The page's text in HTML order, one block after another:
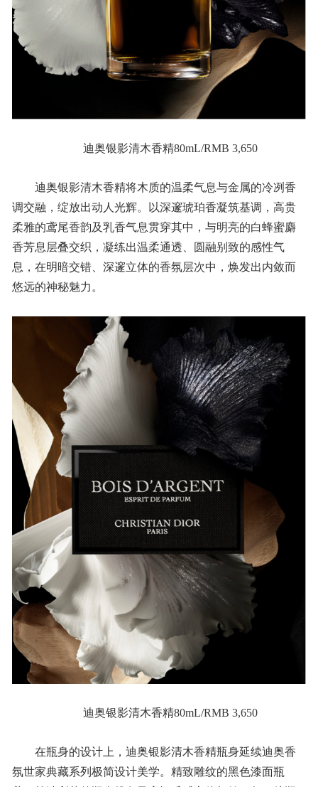
迪奥银影清木香精80mL/RMB 3,650
迪奥银影清木香精将木质的温柔气息与金属的冷冽香
调交融，绽放出动人光辉。以深邃琥珀香凝筑基调，高贵
柔雅的鸢尾香韵及乳香气息贯穿其中，与明亮的白蜂蜜麝
香芳息层叠交织，凝练出温柔通透、圆融别致的感性气
息，在明暗交错、深邃立体的香氛层次中，焕发出内敛而
悠远的神秘魅力。
迪奥银影清木香精80mL/RMB 3,650
在瓶身的设计上，迪奥银影清木香精瓶身延续迪奥香
氛世家典藏系列极简设计美学。精致雕纹的黑色漆面瓶